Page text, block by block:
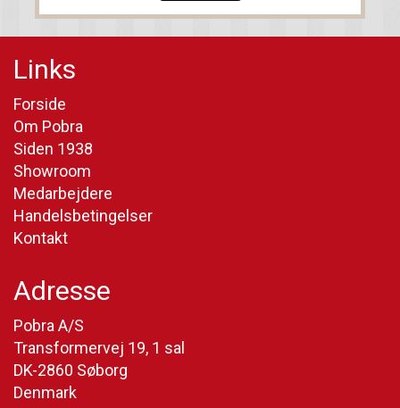
Links
Forside
Om Pobra
Siden 1938
Showroom
Medarbejdere
Handelsbetingelser
Kontakt
Adresse
Pobra A/S
Transformervej 19, 1 sal
DK-2860 Søborg
Denmark